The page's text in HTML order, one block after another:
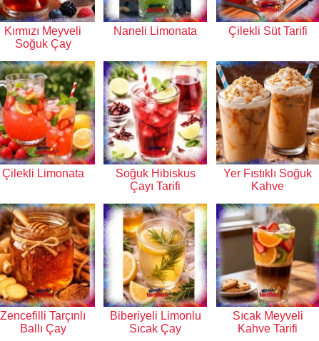
Kırmızı Meyveli
Soğuk Çay
Naneli Limonata Çilekli Süt Tarifi
Çilekli Limonata
Soğuk Hibiskus
Çayı Tarifi
Yer Fıstıklı Soğuk
Kahve
Zencefilli Tarçınlı
Ballı Çay
Biberiyeli Limonlu
Sıcak Çay
Sıcak Meyveli
Kahve Tarifi